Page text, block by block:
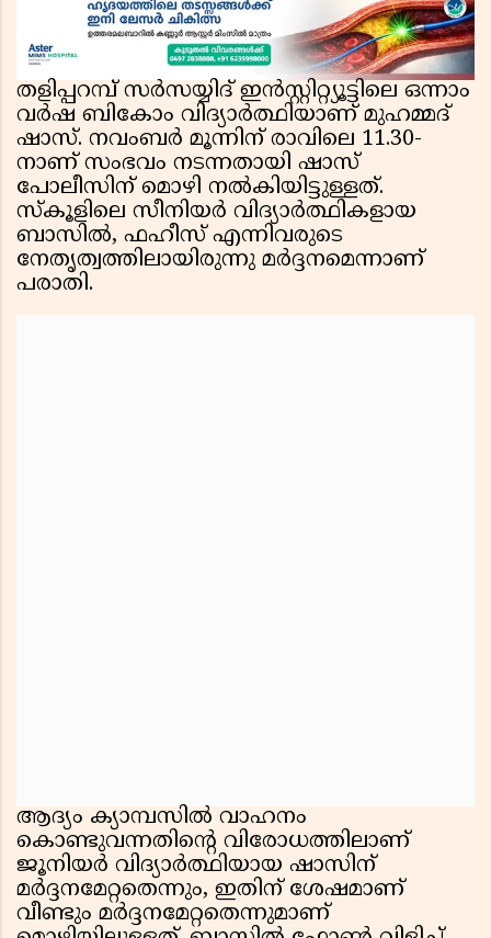
തളിപ്പറമ്പ് സർസയ്യിദ് ഇൻസ്റ്റിറ്റ്യൂട്ടിലെ ഒന്നാം
വർഷ ബികോം വിദ്യാർത്ഥിയാണ് മുഹമ്മദ്
ഷാസ്. നവംബർ മൂന്നിന് രാവിലെ 11.30-
നാണ് സംഭവം നടന്നതായി ഷാസ്
പോലീസിന് മൊഴി നൽകിയിട്ടുള്ളത്.
സ്‌കൂളിലെ സീനിയർ വിദ്യാർത്ഥികളായ
ബാസിൽ, ഫഹീസ് എന്നിവരുടെ
നേതൃത്വത്തിലായിരുന്നു മർദ്ദനമെന്നാണ്
പരാതി.
ആദ്യം ക്യാമ്പസിൽ വാഹനം
കൊണ്ടുവന്നതിന്റെ വിരോധത്തിലാണ്
ജൂനിയർ വിദ്യാർത്ഥിയായ ഷാസിന്
മർദ്ദനമേറ്റതെന്നും, ഇതിന് ശേഷമാണ്
വീണ്ടും മർദ്ദനമേറ്റതെന്നുമാണ്